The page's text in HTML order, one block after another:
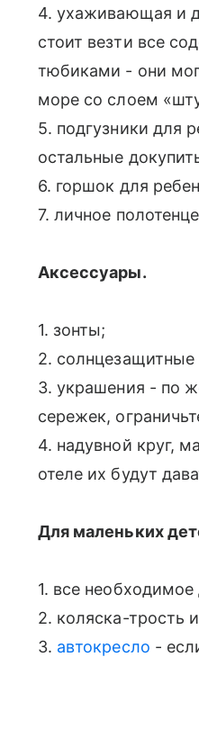
4. ухаживающая и
стоит везти все
тюбиками - они
море со слоем
5. подгузники для
остальные
6. горшок для
7. личное
Аксессуары.
1. зонты;
2. солнцезащитные
3. украшения - по
сережек,
4. надувной круг,
отеле их будут
Для маленьких
1. все необходимое
2. коляска-трость
3. автокресло -